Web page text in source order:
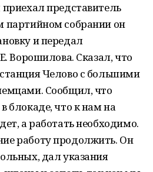
представитель
партийном собрании он
и передал
Ворошилова. Сказал, что
Челово с большими
Сообщил, что
блокаде, что к нам на
а работать необходимо.
работу продолжить. Он
дал указания